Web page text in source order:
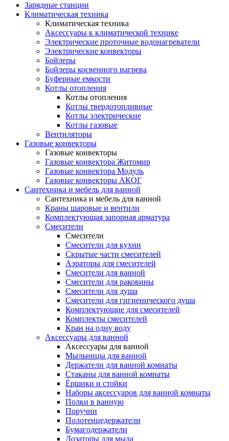
Зарядные станции
Климатическая техника
Климатическая техника
Аксессуары к климатической технике
Электрические проточные водонагреватели
Электрические конвекторы
Бойлеры
Бойлеры косвенного нагрева
Буферные емкости
Котлы отопления
Котлы отопления
Котлы твердотопливные
Котлы электрические
Котлы газовые
Вентиляторы
Газовые конвекторы
Газовые конвекторы
Газовые конвектора Житомир
Газовые конвектора Модуль
Газовые конвекторы АКОГ
Сантехника и мебель для ванной
Сантехника и мебель для ванной
Краны шаровые и вентили
Комплектующая запорная арматура
Смесители
Смесители
Смесители для кухни
Скрытые части смесителей
Аэраторы для смесителей
Смесители для ванной
Смесители для раковины
Смесители для душа
Смесители для гигиенического душа
Комплектующие для смесителей
Комплекты смесителей
Кран на одну воду
Аксессуары для ванной
Аксессуары для ванной
Мыльницы для ванной
Держатели для ванной комнаты
Стаканы для ванной комнаты
Ёршики и стойки
Наборы аксессуаров для ванной комнаты
Полки в ванную
Поручни
Полотенцедержатели
Бумагодержатели
Дозаторы для мыла